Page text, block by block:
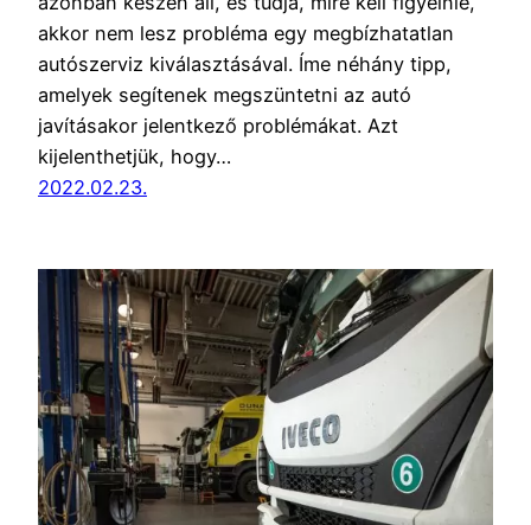
akkor nem lesz probléma egy megbízhatatlan
autószerviz kiválasztásával. Íme néhány tipp,
amelyek segítenek megszüntetni az autó
javításakor jelentkező problémákat. Azt
kijelenthetjük, hogy…
2022.02.23.